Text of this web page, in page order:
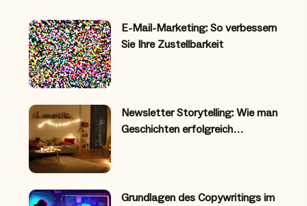
E-Mail-Marketing: So verbessern
Sie Ihre Zustellbarkeit
Newsletter Storytelling: Wie man
Geschichten erfolgreich…
Grundlagen des Copywritings im